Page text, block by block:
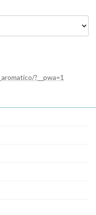
?__pwa=1